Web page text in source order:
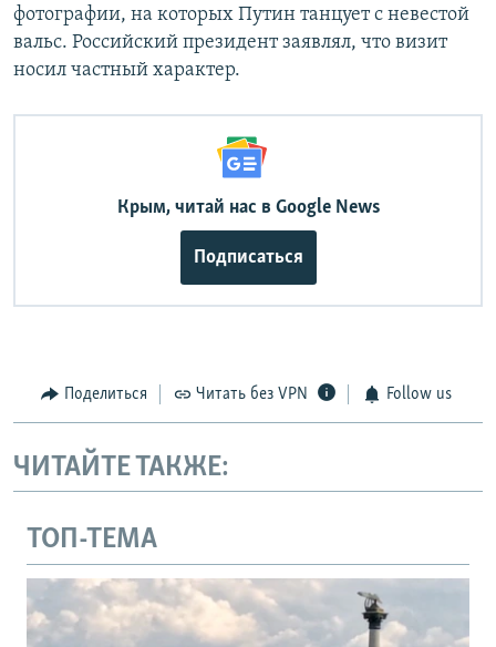
фотографии, на которых Путин танцует с невестой
вальс. Российский президент заявлял, что визит
носил частный характер.
Крым, читай нас в Google News
Подписаться
Поделиться Читать без VPN Follow us
ЧИТАЙТЕ ТАКЖЕ:
ТОП-ТЕМА